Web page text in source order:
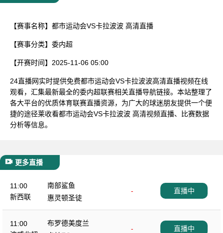
【赛事名称】 都市运动会VS卡拉波波 高清直播
【赛事分类】 委内超
【开赛时间】 2025-11-06 05:00
24直播网实时提供免费都市运动会VS卡拉波波高清直播视频在线
观看，汇集最新最全的委内超联赛相关直播导航链接。本站整理了
各大平台的优质体育联赛直播资源，为广大的球迷朋友提供一个便
捷的途径莱收看都市运动会VS卡拉波波 高清视频直播、比赛数据
分析等信息。
更多直播
11:00
新西联
南部鲨鱼
-
惠灵顿圣徒
直播中
11:00
布罗德美度兰
-
直播中